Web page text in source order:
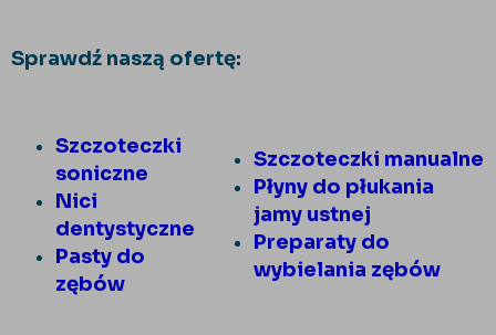
Sprawdź naszą ofertę:
Szczoteczki
soniczne
Nici
dentystyczne
Pasty do
zębów
Szczoteczki manualne
Płyny do płukania
jamy ustnej
Preparaty do
wybielania zębów